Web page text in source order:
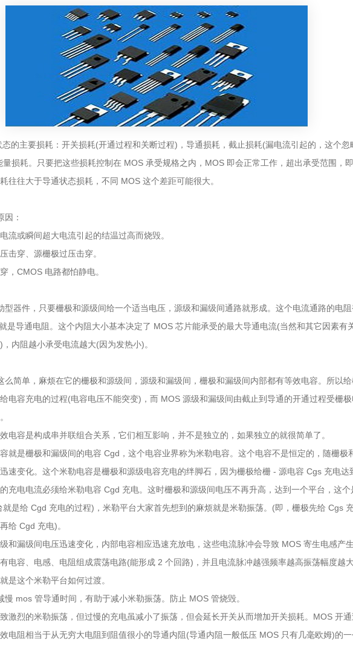
态的主要损耗：开关损耗(开通过程和关断过程)，导通损耗，截止损耗(漏电流引起的，这个忽
量损耗。只要把这些损耗控制在 MOS 承受规格之内，MOS 即会正常工作，超出承受范围，
往往大于导通状态损耗，不同 MOS 这个差距可能很大。
因：
或瞬间超大电流引起的结温过高而烧毁。
穿、源栅极过压击穿。
CMOS 电路都怕静电。
型器件，只要栅极和源级间给一个适当电压，源级和漏级间通路就形成。这个电流通路的电
是导通电阻。这个内阻大小基本决定了 MOS 芯片能承受的最大导通电流(当然和其它因素有
内阻越小承受电流越大(因为发热小)。
么简单，麻烦在它的栅极和源级间，源级和漏级间，栅极和漏级间内部都有等效电容。所以给
电容充电的过程(电容电压不能突变)，而 MOS 源级和漏级间由截止到导通的开通过程受栅极
电容是构成串并联组合关系，它们相互影响，并不是独立的，如果独立的就很简单了。
就是栅极和漏级间的电容 Cgd，这个电容业界称为米勒电容。这个电容不是恒定的，随栅极
速变化。这个米勒电容是栅极和源级电容充电的绊脚石，因为栅极给栅 - 源电容 Cgs 充电达
充电电流必须给米勒电容 Cgd 充电。这时栅极和源级间电压不再升高，达到一个平台，这个
是给 Cgd 充电的过程)，米勒平台大家首先想到的麻烦就是米勒振荡。(即，栅极先给 Cgs 充
给 Cgd 充电)。
和漏级间电压迅速变化，内部电容相应迅速充放电，这些电流脉冲会导致 MOS 寄生电感产
电容、电感、电阻组成震荡电路(能形成 2 个回路)，并且电流脉冲越强频率越高振荡幅度越
是这个米勒平台如何过渡。
慢 mos 管导通时间，有助于减小米勒振荡。防止 MOS 管烧毁。
激烈的米勒振荡，但过慢的充电虽减小了振荡，但会延长开关从而增加开关损耗。MOS 开通
电阻相当于从无穷大电阻到阻值很小的导通内阻(导通内阻一般低压 MOS 只有几毫欧姆)的